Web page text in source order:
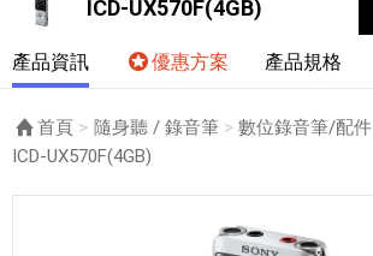
ICD-UX570F(4GB)
產品資訊 優惠方案 產品規格
首頁 隨身聽 / 錄音筆
數位錄音筆/配件
目前頁面：
ICD-UX570F(4GB)